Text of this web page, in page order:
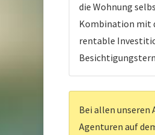
die Wohnung
Kombination mit
rentable
Bei allen
Agenturen auf